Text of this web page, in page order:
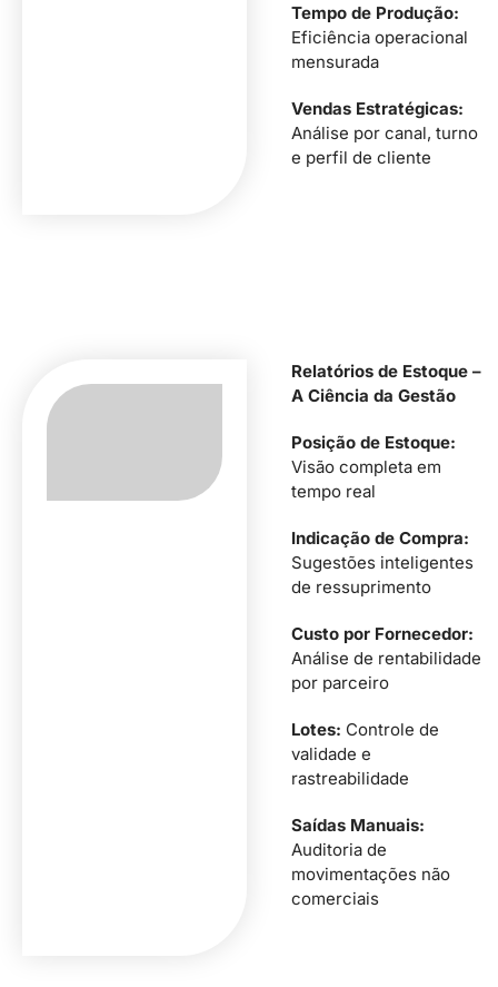
Tempo de Produção:
Eficiência operacional
mensurada
Vendas Estratégicas:
Análise por canal, turno
e perfil de cliente
Relatórios de Estoque –
A Ciência da Gestão
Posição de Estoque:
Visão completa em
tempo real
Indicação de Compra:
Sugestões inteligentes
de ressuprimento
Custo por Fornecedor:
Análise de rentabilidade
por parceiro
Lotes: Controle de
validade e
rastreabilidade
Saídas Manuais:
Auditoria de
movimentações não
comerciais